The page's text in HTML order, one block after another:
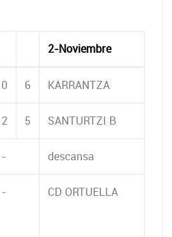
2-Noviembre
0 6 KARRANTZA
2 5 SANTURTZI B
- descansa
- CD ORTUELLA